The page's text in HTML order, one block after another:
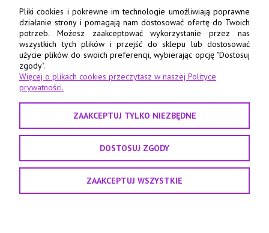
798 560 760
52 345 73 17
e-pasmanteria@e-pasmanteria.home.pl
8:00 - 16:00
Pliki cookies i pokrewne im technologie umożliwiają poprawne
działanie strony i pomagają nam dostosować ofertę do Twoich
potrzeb. Możesz zaakceptować wykorzystanie przez nas
wszystkich tych plików i przejść do sklepu lub dostosować
użycie plików do swoich preferencji, wybierając opcję "Dostosuj
zgody".
Więcej o plikach cookies przeczytasz w naszej Polityce
prywatności.
ZAAKCEPTUJ TYLKO NIEZBĘDNE
DOSTOSUJ ZGODY
ZAAKCEPTUJ WSZYSTKIE